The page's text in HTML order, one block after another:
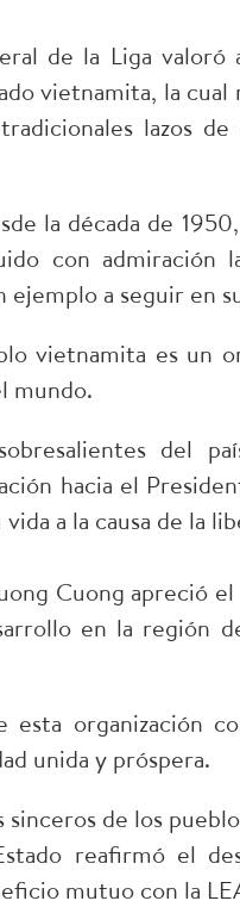
de la Liga
vietnamita, la
lazos
la década de
con admiración
a seguir en
vietnamita es un
mundo.
del
hacia el
a la causa de la
Cuong apreció
en la región
esta organización
unida y próspera.
de los
reafirmó el
mutuo con la